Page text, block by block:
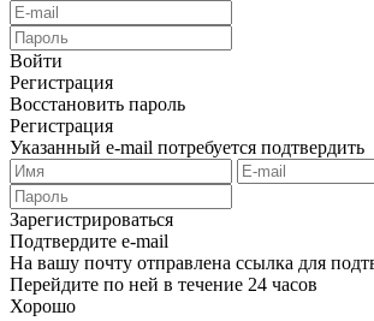
Войти
Регистрация
Восстановить пароль
Регистрация
Указанный e-mail потребуется подтвердить
Зарегистрироваться
Подтвердите e-mail
На вашу почту отправлена ссылка для
Перейдите по ней в течение 24 часов
Хорошо